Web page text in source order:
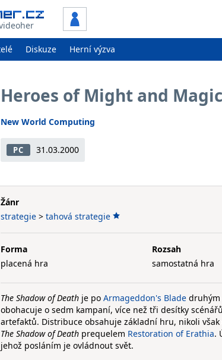
Diskuze Herní výzva
Heroes of Might and
New World Computing
PC 31.03.2000
Žánr
strategie > tahová strategie
Forma
placená hra
Rozsah
samostatná hra
The Shadow of Death je po Armageddon's Blade druhým
obohacuje o sedm kampaní, více než tři desítky
artefaktů. Distribuce obsahuje základní hru, nikoli
The Shadow of Death prequelem Restoration of Erathia.
jehož posláním je ovládnout svět.